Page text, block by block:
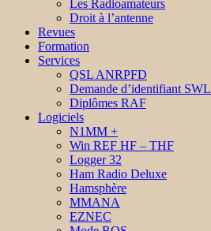
Les Radioamateurs
Droit à l’antenne
Revues
Formation
Services
QSL ANRPFD
Demande d’identifiant SWL
Diplômes RAF
Logiciels
N1MM +
Win REF HF – THF
Logger 32
Ham Radio Deluxe
Hamsphère
MMANA
EZNEC